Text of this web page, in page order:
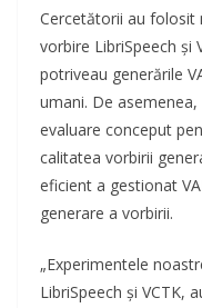
Cercetătorii au folosit
vorbire LibriSpeech și
potriveau generările
umani. De
evaluare conceput
calitatea vorbirii
eficient a gestionat
generare a vorbirii.
„Experimentele
LibriSpeech și VCTK,